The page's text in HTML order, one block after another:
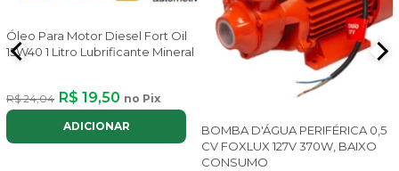
Óleo Para Motor Diesel Fort Oil
15W40 1 Litro Lubrificante Mineral
R$ 24,04 R$ 19,50 no Pix
ADICIONAR
BOMBA D'ÁGUA PERIFÉRICA 0,5
CV FOXLUX 127V 370W, BAIXO
CONSUMO